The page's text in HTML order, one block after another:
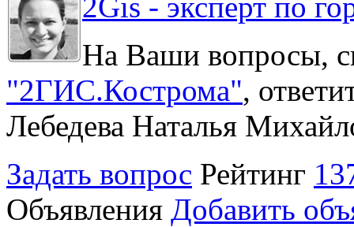
На Ваши вопросы,
"2ГИС.Кострома",
Лебедева Наталья
Задать вопрос Рейтинг
Объявления Добавить